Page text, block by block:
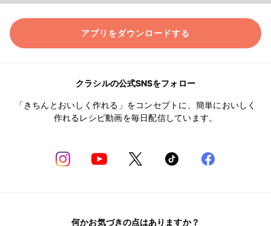
アプリをダウンロードする
クラシルの公式SNSをフォロー
「きちんとおいしく作れる」をコンセプトに、簡単においしく
作れるレシピ動画を毎日配信しています。
何かお気づきの点はありますか？